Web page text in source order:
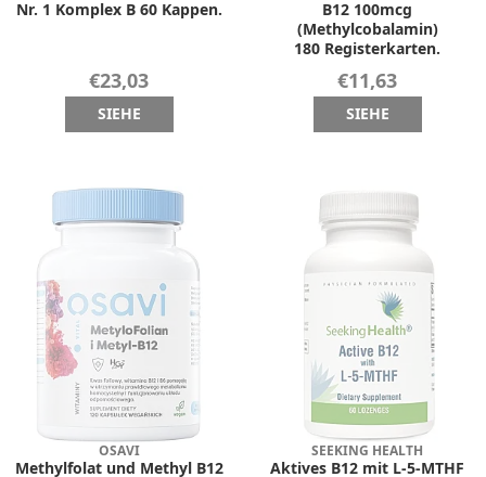
Nr. 1 Komplex B 60 Kappen.
€23,03
SIEHE
B12 100mcg
(Methylcobalamin)
180 Registerkarten.
€11,63
SIEHE
OSAVI
Methylfolat und Methyl B12
SEEKING HEALTH
Aktives B12 mit L-5-MTHF